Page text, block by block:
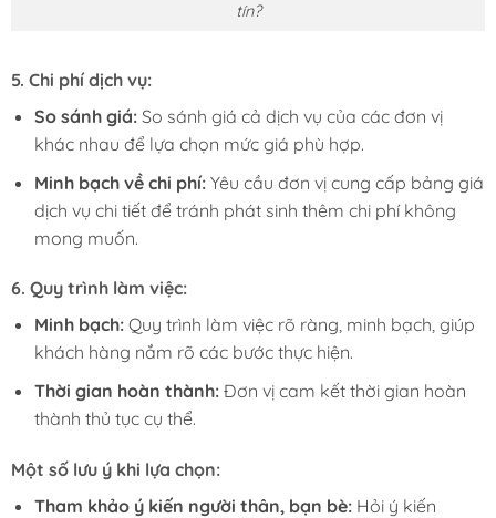
tín?
5. Chi phí dịch vụ:
So sánh giá:So sánh giá cả dịch vụ của các đơn vị
khác nhau để lựa chọn mức giá phù hợp.
Minh bạch về chi phí:Yêu cầu đơn vị cung cấp bảng giá
dịch vụ chi tiết để tránh phát sinh thêm chi phí không
mong muốn.
6. Quy trình làm việc:
Minh bạch:Quy trình làm việc rõ ràng, minh bạch, giúp
khách hàng nắm rõ các bước thực hiện.
Thời gian hoàn thành:Đơn vị cam kết thời gian hoàn
thành thủ tục cụ thể.
Một số lưu ý khi lựa chọn:
Tham khảo ý kiến người thân, bạn bè:Hỏi ý kiến